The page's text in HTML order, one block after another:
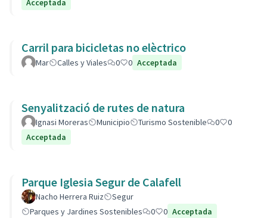
Acceptada
Carril para bicicletas no elèctrico
Mar Calles y Viales 0 0 Acceptada
Senyalització de rutes de natura
Ignasi Moreras Municipio Turismo Sostenible 0
0
Acceptada
Parque Iglesia Segur de Calafell
Nacho Herrera Ruiz
Segur
Parques y Jardines Sostenibles
0 0 Acceptada